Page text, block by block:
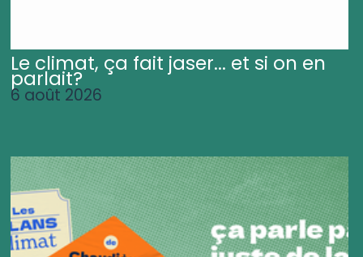
Le climat, ça fait jaser... et si on en
parlait?
6 août 2026